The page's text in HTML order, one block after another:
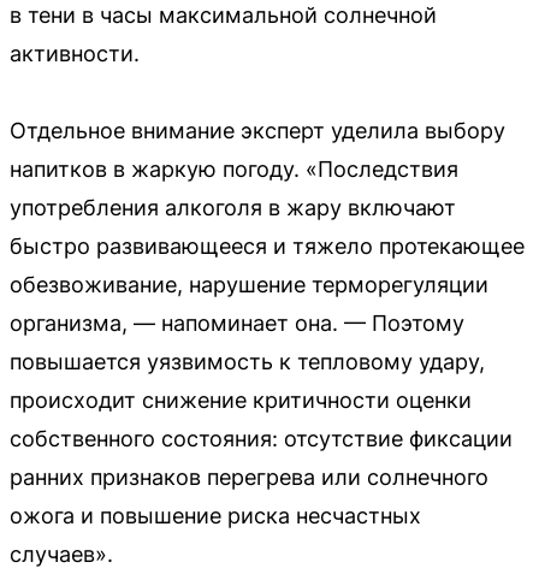
в тени в часы максимальной солнечной
активности.
Отдельное внимание эксперт уделила выбору
напитков в жаркую погоду. «Последствия
употребления алкоголя в жару включают
быстро развивающееся и тяжело протекающее
обезвоживание, нарушение терморегуляции
организма, — напоминает она. — Поэтому
повышается уязвимость к тепловому удару,
происходит снижение критичности оценки
собственного состояния: отсутствие фиксации
ранних признаков перегрева или солнечного
ожога и повышение риска несчастных
случаев».